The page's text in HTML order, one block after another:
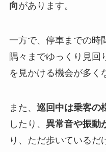
向があります。
一方で、停車までの時
隅々までゆっくり見回
を見かける機会が多く
また、 巡回中は乗客の
したり、 異常音や振動
り、ただ歩いているだ